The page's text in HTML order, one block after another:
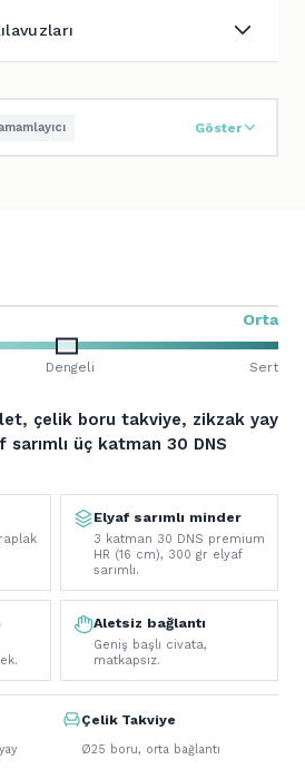
Göster
çelik boru takviye, zikzak yay
üç katman 30 DNS
Elyaf sarımlı minder
3 katman 30 DNS premium
HR (16 cm), 300 gr elyaf
sarımlı.
Aletsiz bağlantı
Geniş başlı civata,
matkapsız.
Çelik Takviye
Ø25 boru, orta bağlantı
Orta
Dengeli Sert